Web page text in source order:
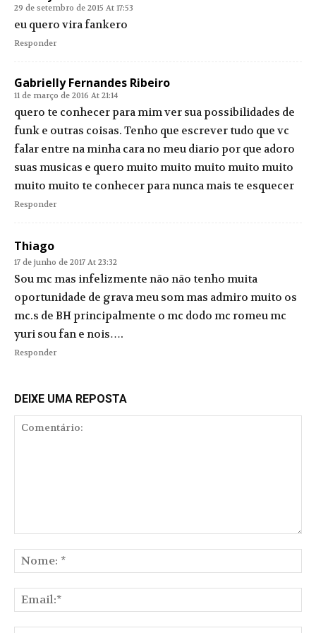
29 de setembro de 2015 At 17:53
eu quero vira fankero
Responder
Gabrielly Fernandes Ribeiro
11 de março de 2016 At 21:14
quero te conhecer para mim ver sua possibilidades de
funk e outras coisas. Tenho que escrever tudo que vc
falar entre na minha cara no meu diario por que adoro
suas musicas e quero muito muito muito muito muito
muito muito te conhecer para nunca mais te esquecer
Responder
Thiago
17 de junho de 2017 At 23:32
Sou mc mas infelizmente não não tenho muita
oportunidade de grava meu som mas admiro muito os
mc.s de BH principalmente o mc dodo mc romeu mc
yuri sou fan e nois….
Responder
DEIXE UMA REPOSTA